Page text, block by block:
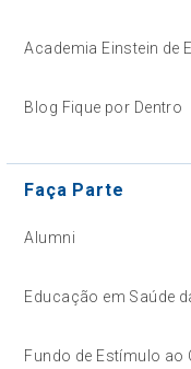
Academia Einstein de
Blog Fique por Dentro
Faça Parte
Alumni
Educação em Saúde
Fundo de Estímulo ao